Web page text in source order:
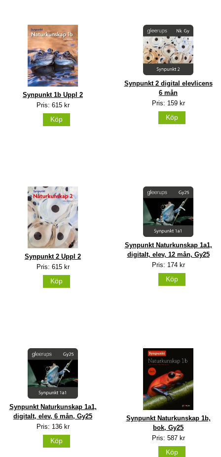
Synpunkt 1b Uppl 2
Pris: 615 kr
Köp
Synpunkt 2 digital elevlicens
6 mån
Pris: 159 kr
Köp
Synpunkt 2 Uppl 2
Pris: 615 kr
Köp
Synpunkt Naturkunskap 1a1,
digitalt, elev, 12 mån, Gy25
Pris: 174 kr
Köp
Synpunkt Naturkunskap 1a1,
digitalt, elev, 6 mån, Gy25
Pris: 136 kr
Köp
Synpunkt Naturkunskap 1b,
bok, Gy25
Pris: 587 kr
Köp